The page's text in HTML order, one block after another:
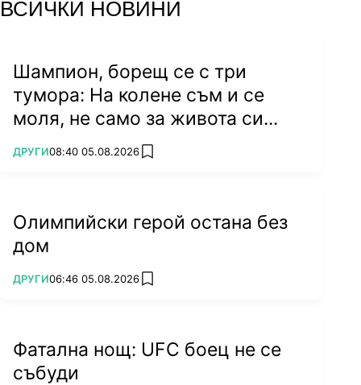
ВСИЧКИ НОВИНИ
Шампион, борещ се с три
тумора: На колене съм и се
моля, не само за живота си...
ПОВЕЧЕ ОТ
ДРУГИ08:40 05.08.2026 add favorites
Олимпийски герой остана без
дом
ПОВЕЧЕ ОТ
ДРУГИ06:46 05.08.2026 add favorites
Фатална нощ: UFC боец не се
събуди